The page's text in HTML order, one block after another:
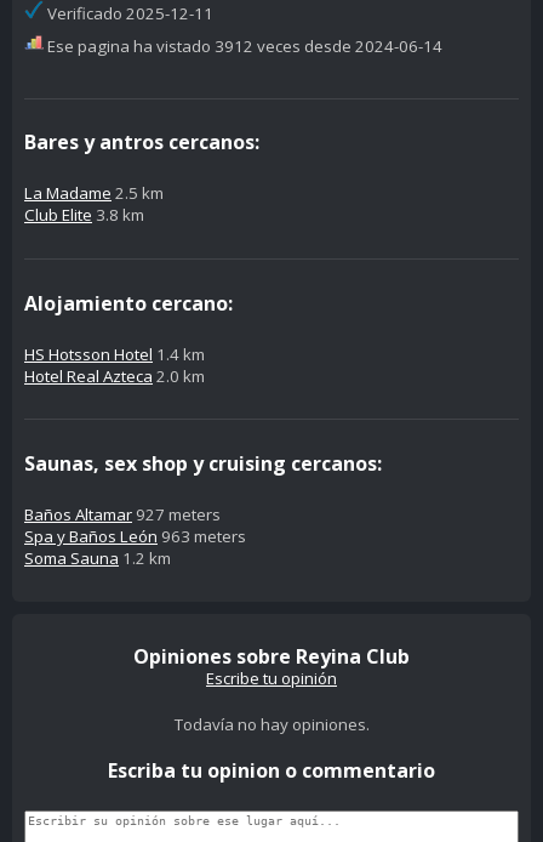
Verificado 2025-12-11
Ese pagina ha vistado 3912 veces desde 2024-06-14
Bares y antros cercanos:
La Madame 2.5 km
Club Elite 3.8 km
Alojamiento cercano:
HS Hotsson Hotel 1.4 km
Hotel Real Azteca 2.0 km
Saunas, sex shop y cruising cercanos:
Baños Altamar 927 meters
Spa y Baños León 963 meters
Soma Sauna 1.2 km
Opiniones sobre Reyina Club
Escribe tu opinión
Todavía no hay opiniones.
Escriba tu opinion o commentario